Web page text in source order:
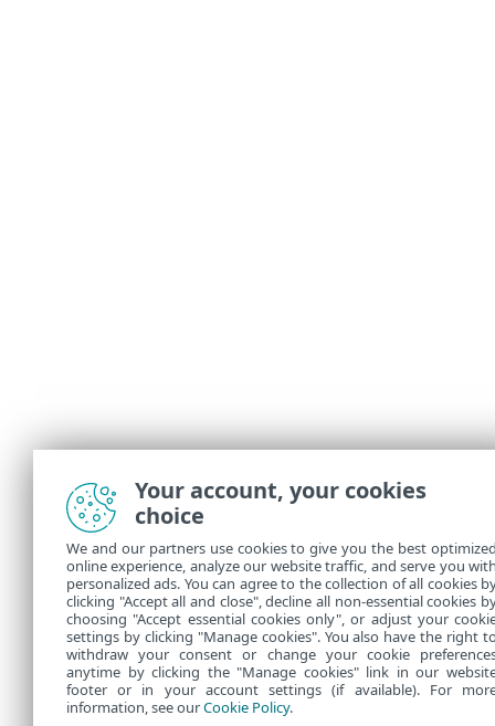
Your account, your cookies
choice
We and our partners use cookies to give you the best
online experience, analyze our website traffic, and serve you
personalized ads. You can agree to the collection of all cookies
clicking "Accept all and close", decline all non-essential cookies
choosing "Accept essential cookies only", or adjust your
settings by clicking "Manage cookies". You also have the right
withdraw your consent or change your cookie
anytime by clicking the "Manage cookies" link in our
footer or in your account settings (if available). For
information, see ourCookie Policy.